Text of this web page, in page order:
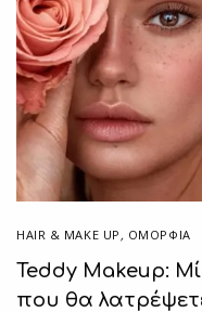
HAIR & MAKE UP , ΟΜΟΡΦΙΑ
Teddy Makeup:
που θα